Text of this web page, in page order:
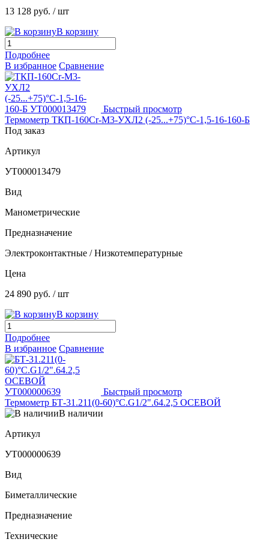
13 128 руб. / шт
В корзину
Подробнее
В избранное Сравнение
Быстрый просмотр
Термометр ТКП-160Сr-М3-УХЛ2 (-25...+75)°С-1,5-16-160-Б
Под заказ
Артикул
УТ000013479
Вид
Манометрические
Предназначение
Электроконтактные / Низкотемпературные
Цена
24 890 руб. / шт
В корзину
Подробнее
В избранное Сравнение
Быстрый просмотр
Термометр БТ-31.211(0-60)°С.G1/2".64.2,5 ОСЕВОЙ
В наличии
Артикул
УТ000000639
Вид
Биметаллические
Предназначение
Технические